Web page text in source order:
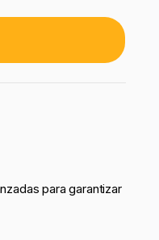
para garantizar